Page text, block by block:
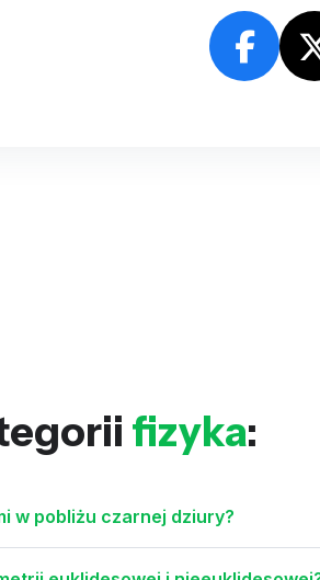
fizyka:
w pobliżu czarnej dziury?